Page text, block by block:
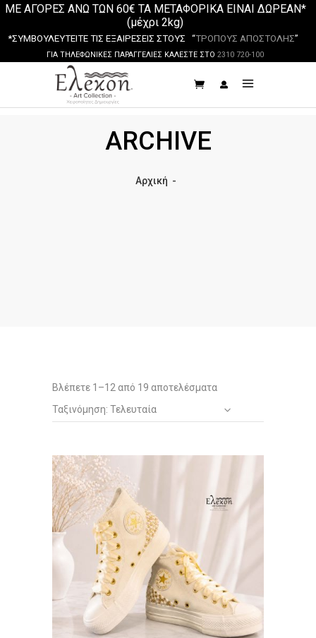
ΜΕ ΑΓΟΡΕΣ ΑΝΩ ΤΩΝ 60€ ΤΑ ΜΕΤΑΦΟΡΙΚΑ ΕΙΝΑΙ ΔΩΡΕΑΝ*
(μέχρι 2kg)
*ΣΥΜΒΟΥΛΕΥΤΕΙΤΕ ΤΙΣ ΕΞΑΙΡΕΣΕΙΣ ΣΤΟΥΣ “ΤΡΟΠΟΥΣ ΑΠΟΣΤΟΛΗΣ”
ΓΙΑ ΤΗΛΕΦΩΝΙΚΕΣ ΠΑΡΑΓΓΕΛΙΕΣ ΚΑΛΕΣΤΕ ΣΤΟ 2310 720-100
ARCHIVE
Αρχική -
Βλέπετε 1–12 από 19 αποτελέσματα
by
Ταξινόμηση: Τελευταία